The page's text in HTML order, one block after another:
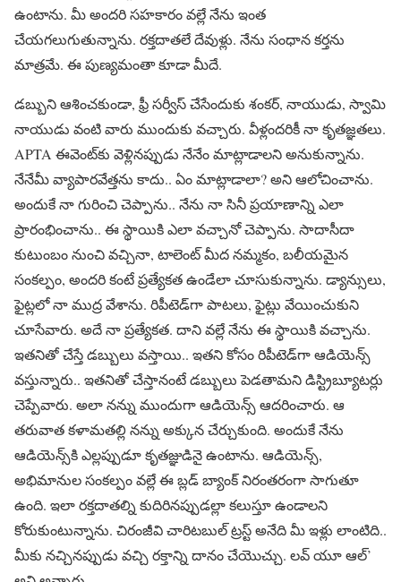
ఉంటాను. మీ అందరి సహకారం వల్లే నేను ఇంత
చేయగలుగుతున్నాను. రక్తదాతలే దేవుళ్లు. నేను సంధాన కర్తను
మాత్రమే. ఈ పుణ్యమంతా కూడా మీదే.
డబ్బుని ఆశించకుండా, ఫ్రీ సర్వీస్ చేసేందుకు శంకర్, నాయుడు, స్వామి
నాయుడు వంటి వారు ముందుకు వచ్చారు. వీళ్లందరికీ నా కృతజ్ఞతలు.
APTA ఈవెంట్‌కు వెళ్లినప్పుడు నేనేం మాట్లాడాలని అనుకున్నాను.
నేనేమీ వ్యాపారవేత్తను కాదు.. ఏం మాట్లాడాలా? అని ఆలోచించాను.
అందుకే నా గురించి చెప్పాను.. నేను నా సినీ ప్రయాణాన్ని ఎలా
ప్రారంభించాను.. ఈ స్థాయికి ఎలా వచ్చానో చెప్పాను. సాదాసీదా
కుటుంబం నుంచి వచ్చినా, టాలెంట్ మీద నమ్మకం, బలీయమైన
సంకల్పం, అందరి కంటే ప్రత్యేకత ఉండేలా చూసుకున్నాను. డ్యాన్సులు,
ఫైట్లలో నా ముద్ర వేశాను. రిపీటెడ్‌గా పాటలు, ఫైట్లు వేయించుకుని
చూసేవారు. అదే నా ప్రత్యేకత. దాని వల్లే నేను ఈ స్థాయికి వచ్చాను.
ఇతనితో చేస్తే డబ్బులు వస్తాయి.. ఇతని కోసం రిపీటెడ్‌గా ఆడియెన్స్
వస్తున్నారు.. ఇతనితో చేస్తానంటే డబ్బులు పెడతామని డిస్ట్రిబ్యూటర్లు
చెప్పేవారు. అలా నన్ను ముందుగా ఆడియెన్స్ ఆదరించారు. ఆ
తరువాత కళామతల్లి నన్ను అక్కున చేర్చుకుంది. అందుకే నేను
ఆడియెన్స్‌కి ఎల్లప్పుడూ కృతజ్ఞుడినై ఉంటాను. ఆడియెన్స్,
అభిమానుల సంకల్పం వల్లే ఈ బ్లడ్ బ్యాంక్ నిరంతరంగా సాగుతూ
ఉంది. ఇలా రక్తదాతల్ని కుదిరినప్పుడల్లా కలుస్తూ ఉండాలని
కోరుకుంటున్నాను. చిరంజీవి చారిటబుల్ ట్రస్ట్ అనేది మీ ఇళ్లు లాంటిది..
మీకు నచ్చినప్పుడు వచ్చి రక్తాన్ని దానం చేయొచ్చు. లవ్ యూ ఆల్’